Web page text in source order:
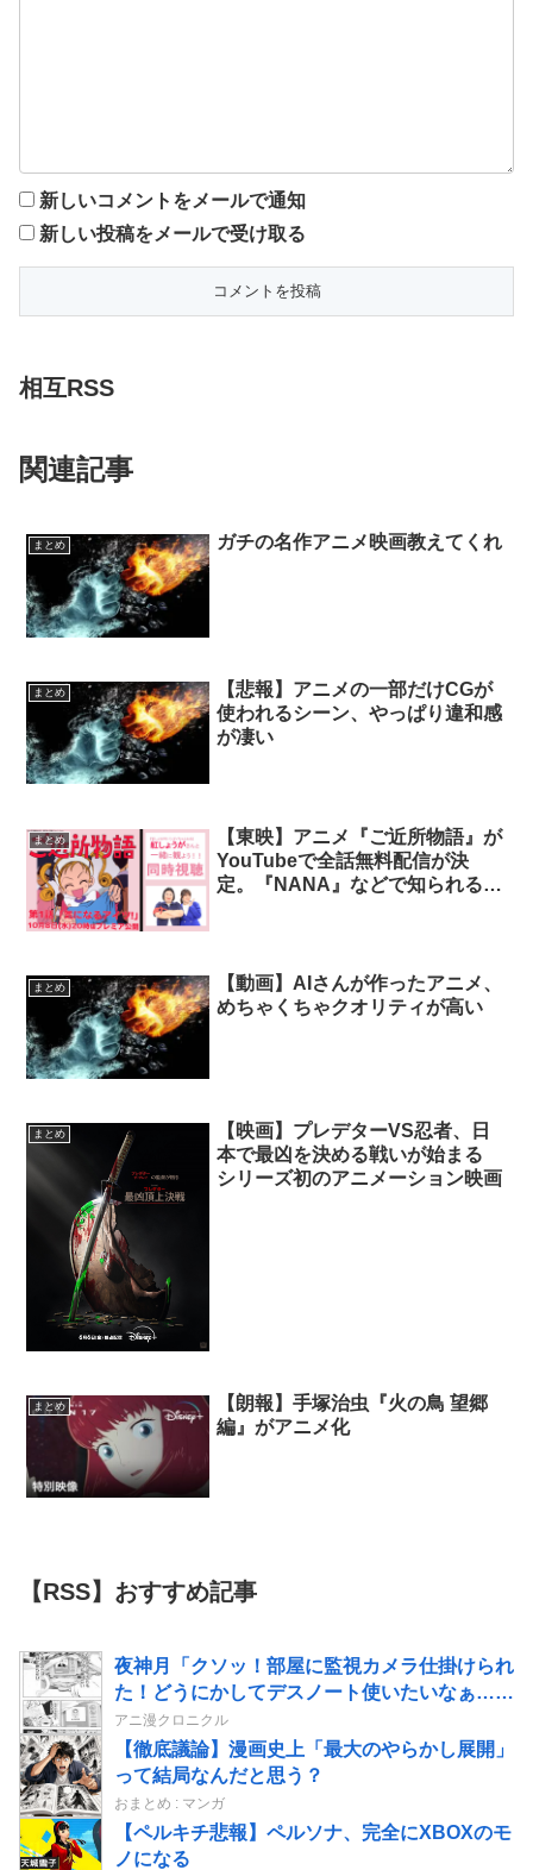
新しいコメントをメールで通知
新しい投稿をメールで受け取る
相互RSS
関連記事
まとめ ガチの名作アニメ映画教えてくれ
まとめ
【悲報】アニメの一部だけCGが
使われるシーン、やっぱり違和感
が凄い
まとめ
【東映】アニメ『ご近所物語』が
YouTubeで全話無料配信が決
定。『NANA』などで知られる矢
まとめ
【動画】AIさんが作ったアニメ、
めちゃくちゃクオリティが高い
まとめ
【映画】プレデターVS忍者、日
本で最凶を決める戦いが始まる
シリーズ初のアニメーション映画
まとめ
【朗報】手塚治虫『火の鳥 望郷
編』がアニメ化
【RSS】おすすめ記事
夜神月「クソッ！部屋に監視カメラ仕掛けられ
た！どうにかしてデスノート使いたいなぁ…せ
や！」→結果
アニ漫クロニクル
【徹底議論】漫画史上「最大のやらかし展開」
って結局なんだと思う？
おまとめ : マンガ
【ペルキチ悲報】ペルソナ、完全にXBOXのモ
ノになる